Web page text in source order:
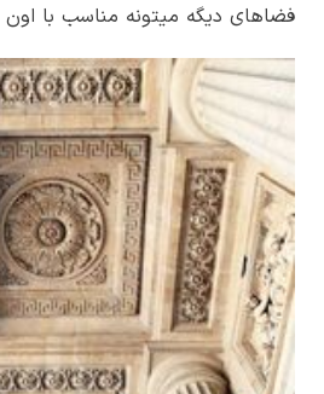
فضاهای دیگه میتونه مناسب با